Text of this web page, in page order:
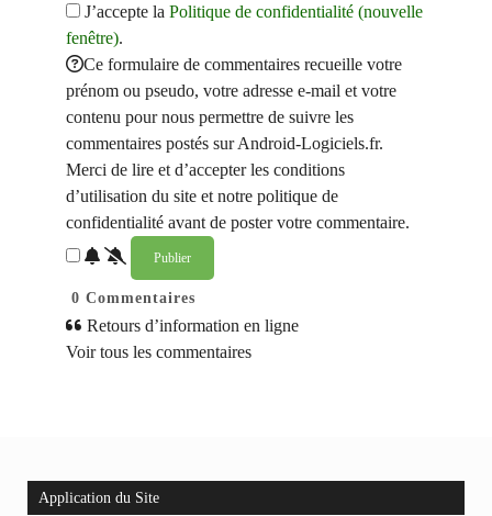
J’accepte la Politique de confidentialité (nouvelle
fenêtre).
Ce formulaire de commentaires recueille votre
prénom ou pseudo, votre adresse e-mail et votre
contenu pour nous permettre de suivre les
commentaires postés sur Android-Logiciels.fr.
Merci de lire et d’accepter les conditions
d’utilisation du site et notre politique de
confidentialité avant de poster votre commentaire.
0 Commentaires
Retours d’information en ligne
Voir tous les commentaires
Application du Site